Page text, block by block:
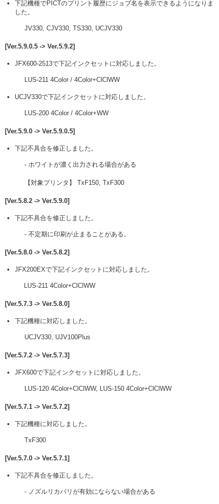
下記機種でPICTのプリント履歴にジョブ名を表示できるようになりま
した。
JV330, CJV330, TS330, UCJV330
[Ver.5.9.0.5 -> Ver.5.9.2]
JFX600-2513で下記インクセットに対応しました。
LUS-211 4Color / 4Color+ClClWW
UCJV330で下記インクセットに対応しました。
LUS-200 4Color / 4Color+WW
[Ver.5.9.0 -> Ver.5.9.0.5]
下記不具合を修正しました。
- ホワイトが濃く出力される場合がある
【対象プリンタ】 TxF150, TxF300
[Ver.5.8.2 -> Ver.5.9.0]
下記不具合を修正しました。
- 不定期に印刷が止まることがある。
[Ver.5.8.0 -> Ver.5.8.2]
JFX200EXで下記インクセットに対応しました。
LUS-211 4Color+ClClWW
[Ver.5.7.3 -> Ver.5.8.0]
下記機種に対応しました。
UCJV330, UJV100Plus
[Ver.5.7.2 -> Ver.5.7.3]
JFX600で下記インクセットに対応しました。
LUS-120 4Color+ClClWW, LUS-150 4Color+ClClWW
[Ver.5.7.1 -> Ver.5.7.2]
下記機種に対応しました。
TxF300
[Ver.5.7.0 -> Ver.5.7.1]
下記不具合を修正しました。
- ノズルリカバリが有効にならない場合がある